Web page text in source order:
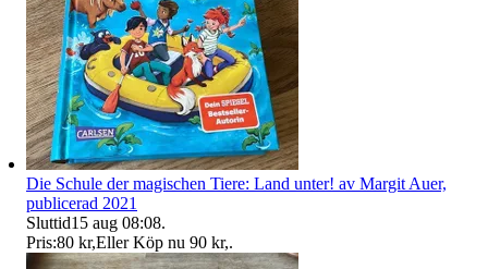
Die Schule der magischen Tiere: Land unter! av Margit Auer,
publicerad 2021
Sluttid15 aug 08:08.
Pris:80 kr,Eller Köp nu 90 kr,.